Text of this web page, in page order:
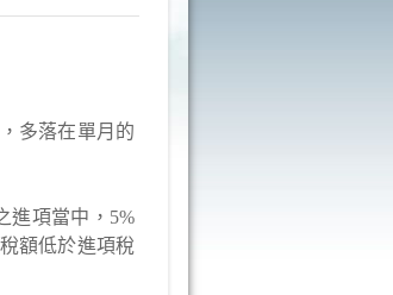
多落在單月的
進項當中，5%
額低於進項稅